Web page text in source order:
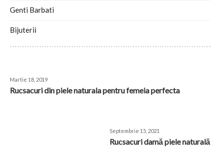
Genti Barbati
Bijuterii
Martie 18, 2019
​Rucsacuri din piele naturala pentru femeia perfecta
Septembrie 15, 2021
​Rucsacuri damă piele naturală